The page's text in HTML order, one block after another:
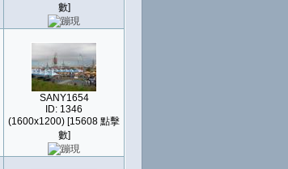
數]
SANY1654
ID: 1346
(1600x1200) [15608 點擊
數]